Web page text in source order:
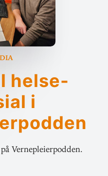
helse-
i
Vernepleierpodden.